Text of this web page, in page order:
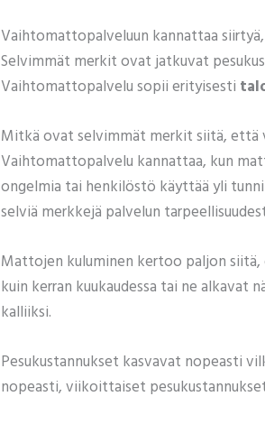
Vaihtomattopalveluun kannattaa
Selvimmät merkit ovat jatkuvat
Vaihtomattopalvelu sopii erityisesti
Mitkä ovat selvimmät merkit siitä,
Vaihtomattopalvelu kannattaa, kun
ongelmia tai henkilöstö käyttää yli
selviä merkkejä palvelun
Mattojen kuluminen kertoo paljon siitä,
kuin kerran kuukaudessa tai ne
kalliiksi.
Pesukustannukset kasvavat nopeasti
nopeasti, viikoittaiset